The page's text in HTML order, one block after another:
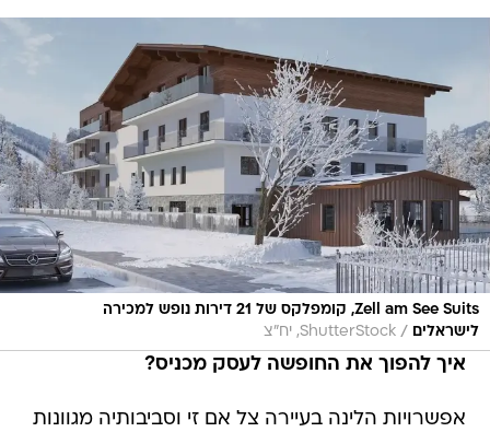
Zell am See Suits, קומפלקס של 21 דירות נופש למכירה
לישראלים
/ ShutterStock, יח"צ
איך להפוך את החופשה לעסק מכניס?
אפשרויות הלינה בעיירה צל אם זי וסביבותיה מגוונות